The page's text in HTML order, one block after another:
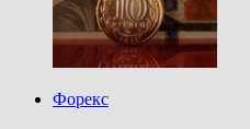
Форекс